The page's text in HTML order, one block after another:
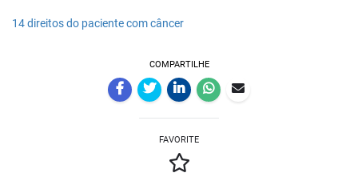
14 direitos do paciente com câncer
COMPARTILHE
FAVORITE